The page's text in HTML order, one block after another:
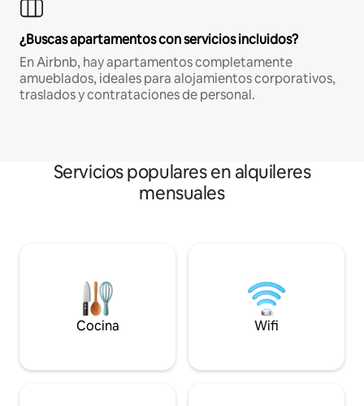
¿Buscas apartamentos con servicios incluidos?
En Airbnb, hay apartamentos completamente
amueblados, ideales para alojamientos corporativos,
traslados y contrataciones de personal.
Servicios populares en alquileres
mensuales
Cocina Wifi